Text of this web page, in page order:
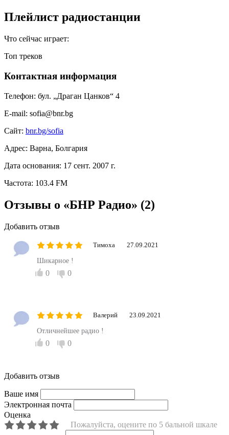
Плейлист радиостанции
Что сейчас играет:
Топ треков
Контактная информация
Телефон: бул. „Драган Цанков“ 4
E-mail: sofia@bnr.bg
Сайт: bnr.bg/sofia
Адрес: Варна, Болгария
Дата основания: 17 сент. 2007 г.
Частота: 103.4 FM
Отзывы о «БНР Радио» (2)
Добавить отзыв
Тимоха 27.09.2021
Шикарное !
0 0
Валерий 23.09.2021
Отличнейшее радио !
0 0
Добавить отзыв
Ваше имя
Электронная почта
Оценка
Пожалуйста, оцените по 5 бальной шкале